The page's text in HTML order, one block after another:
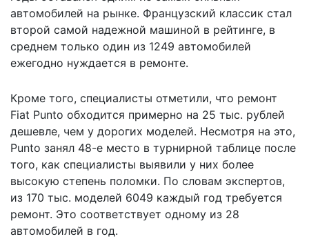
автомобилей на рынке. Французский классик стал
второй самой надежной машиной в рейтинге, в
среднем только один из 1249 автомобилей
ежегодно нуждается в ремонте.
Кроме того, специалисты отметили, что ремонт
Fiat Punto обходится примерно на 25 тыс. рублей
дешевле, чем у дорогих моделей. Несмотря на это,
Punto занял 48-е место в турнирной таблице после
того, как специалисты выявили у них более
высокую степень поломки. По словам экспертов,
из 170 тыс. моделей 6049 каждый год требуется
ремонт. Это соответствует одному из 28
автомобилей в год.